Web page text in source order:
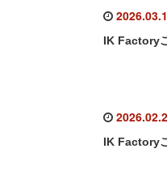
IK Factory
IK Factory